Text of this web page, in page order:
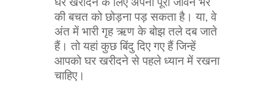
की बचत को छोड़ना पड़ सकता है। या, वे
अंत में भारी गृह ऋण के बोझ तले दब जाते
हैं। तो यहां कुछ बिंदु दिए गए हैं जिन्हें
आपको घर खरीदने से पहले ध्यान में रखना
चाहिए।